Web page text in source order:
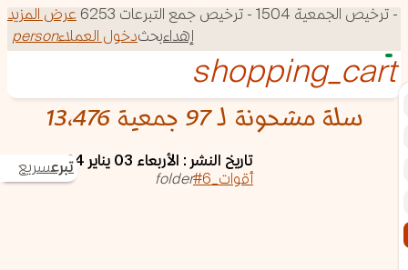
- ترخيص جمع التبرعات 6253
عرض المزيد
personدخول العملاءبحثإهداء
تبرعسريع
13,476 سلة مشحونة لـ 97 جمعية
تاريخ النشر : الأربعاء 03 يناير 2024
folder
#أقوات_6